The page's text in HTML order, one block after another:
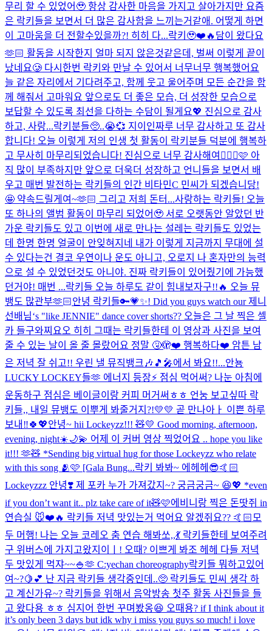
무리 할 수 있었어🥹 항상 감사한 마음을 가지고 살아가지만 요즘
은 락키들을 보면서 더 많은 감사함을 느끼는거같애. 어떻게 하면
이 고마움을 더 전할수있을까?! 히히 다...락키🥹❤️🔥담이 왔다요
🫶🏻 활동을 시작한지 얼마 되지 않은것같은데, 벌써 이렇게 끝이
났네요🥲 다시한번 락키와 만날 수 있어서 너무너무 행복했어요
늘 같은 자리에서 기다려주고, 함께 웃고 울어주며 모든 순간을 함
께 해줘서 고마워요 앞으로도 더 좋은 모습, 더 성장한 모습으로
보답할 수 있도록 최선을 다하는 수담이 될게요💖 진심으로 감사
하고, 사랑...락키분들🥺..😭💞 지이인짜루 너무 감사하고 또 감사
합니다! 오늘 이렇게 저의 인생 첫 활동이 락키분들 덕분에 행복하
고 무사히 마무리되었습니다! 진심으로 너무 감사해여🙇🏻‍♀️🩷 아
직 많이 부족하지만 앞으로 더욱더 성장하고 언니들을 보면서 배
우고 매번 발전하는 락키들의 인간 비타민C 민씨가 되겠습니당!
🤩 약속드릴게여~🫶🏻 그리고 저희 돈터...사랑하는 락키들! 오늘
또 하나의 앨범 활동이 마무리 되었어🥹 서로 오랫동안 알았던 반
가운 락키들도 있고 이번에 새로 만나는 설레는 락키들도 있었는
데 한명 한명 얼굴이 안잊혀지네 내가 이렇게 지금까지 무대에 설
수 있다는건 결코 우연이나 운도 아니고, 오로지 나 혼자만의 능력
으로 설 수 있었던것도 아니야. 진짜 락키들이 있어줬기에 가능했
던거야! 매번 ...락키들 오늘 하루도 같이 힘내보자구!!🔥 오늘 뮤
뱅도 많관부🫶🏻안녕 락키들🔑💗✨! Did you guys watch our 제니
선배님‘s "like JENNIE" dance cover shorts?? 오늘은 그 날 찍은 셀
카 들구와찌요오 히히 그때는 락키들한테 이 영상과 사진을 보여
줄 수 있는 날이 올 줄 몰랐어요 정말 🤧🫣❤️ 행복하다❤️ 암튼 남
은 저녁 잘 쉬고!! 우린 낼 뮤직뱅크🎶🎵🎤에서 봐요!!...안뇽
LUCKY LOCKEY들🫶 에너지 등장⚡️ 점심 먹어써? 나눈 아침에
운동하구 점심은 베이글이랑 커피 머거써ㅎㅎ 언눙 보고싶따 락
키들,, 내일 뮤뱅도 이뿌게 봐줄거지?!💛💛 곧 만나아ㅏ 이쁜 하루
보내‼️🍀💖안녕~ hii Lockeyzz!!! 🧸💛 Good morning, afternoon,
evening, night☀️🌙💫 어제 이 커버 영상 찍었어요 .. hope you like
it!!! 🫶🧸 *Sending big virtual hug for those Lockeyzz who relate
with this song 🫂🩷 [Gala Bung...락키 봐봐~ 에헤헤😎🤙🏻
Lockeyzzz 안녕❣️ 제 포카 누가 가져갔지~? 궁금궁금~ 😆💖 *even
if you don’t want it.. plz take care of it🧸🩷에비니랑 찍은 돈땃쥐 in
연습실 🐭❤️🔥 락키들 저녁 맛있는거 먹어요 알겠쥐요?? 🤙🏻 모
두 머행! 나는 오늘 코레오 춤 연습 해봐쏘,,💃 락키들한테 보여주려
구 위버스에 가지고왔지이ㅣ! 오때? 이쁘게 봐조 헤헤 다들 저녁
두 맛있게 먹쟈~~🍚🫶 C:yechan choreography락키들 뭐하고있어
여~?🍋💕 난 지금 락키들 생각중인데..🥺 락키들도 민씨 생각 하
고 계신가유~? 락키들을 위해서 음악방송 첫주 활동 사진들을 들
고 왔다용 ㅎㅎ 심지어 한번 꾸며봤옹😆 오때용? if I think about it
it’s only been 3 days but idk why i miss you guys so much! i love